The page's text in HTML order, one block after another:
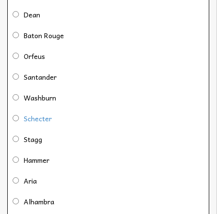
Dean
Baton Rouge
Orfeus
Santander
Washburn
Schecter
Stagg
Hammer
Aria
Alhambra